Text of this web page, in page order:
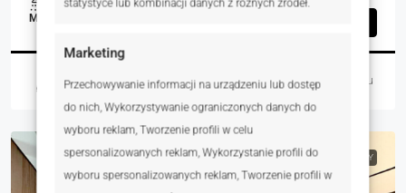
statystyce lub kombinacji danych z różnych źródeł.
Marketing
Przechowywanie informacji na urządzeniu lub dostęp
do nich, Wykorzystywanie ograniczonych danych do
wyboru reklam, Tworzenie profili w celu
spersonalizowanych reklam, Wykorzystanie profili do
wyboru spersonalizowanych reklam, Tworzenie profili w
MIESZKANIA, NIERUCHOMOŚCI MIESZKANIOWE
Paweł Lis 4 dni temu
NA SPRZEDAŻ RYNEK WTÓRNY